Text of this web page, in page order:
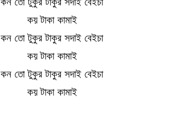
কয় টাকা কামাই
কন তো টুকুর টাকুর সদাই বেইচা
কয় টাকা কামাই
কন তো টুকুর টাকুর সদাই বেইচা
কয় টাকা কামাই